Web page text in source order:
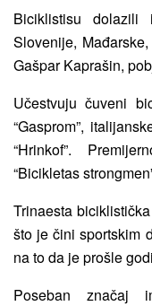
Biciklistisu dolazili
Slovenije,
Gašpar Kaprašin,
Učestvuju čuveni
“Gasprom”,
“Hrinkof”.
“Bicikletas
Trinaesta
što je čini sportskim
na to da je prošle
Poseban značaj